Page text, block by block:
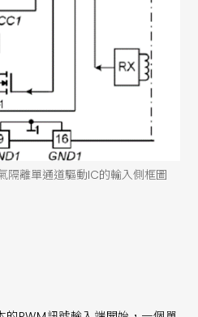
隔離單通道驅動IC的輸入側框圖